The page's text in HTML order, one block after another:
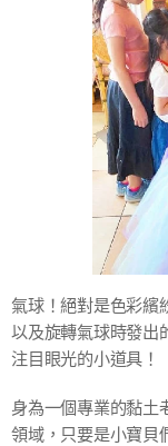
氣球！絕對是色彩繽
以及旋轉氣球時發出
注目眼光的小道具！
身為一個專業的黏土
領域，只要是小寶貝